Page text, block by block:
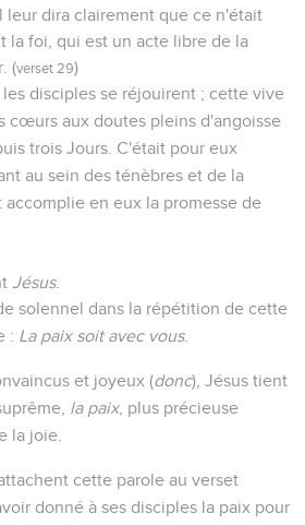
leur dira clairement que ce n'était
la foi, qui est un acte libre de la
(verset 29)
les disciples se réjouirent ; cette vive
cœurs aux doutes pleins d'angoisse
trois Jours. C'était pour eux
au sein des ténèbres et de la
en eux la promesse de
Jésus.
solennel dans la répétition de cette
: La paix soit avec vous.
et joyeux (donc), Jésus tient
la paix, plus précieuse
la joie.
cette parole au verset
donné à ses disciples la paix pour